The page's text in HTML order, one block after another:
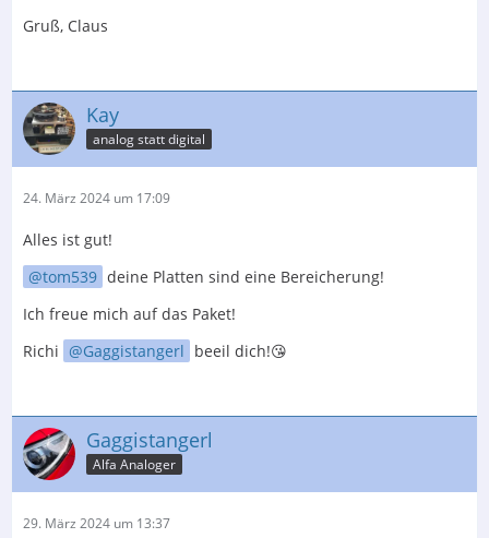
Gruß, Claus
Kay
analog statt digital
24. März 2024 um 17:09
Alles ist gut!
tom539 deine Platten sind eine Bereicherung!
Ich freue mich auf das Paket!
Richi
Gaggistangerl beeil dich!😘
Gaggistangerl
Alfa Analoger
29. März 2024 um 13:37